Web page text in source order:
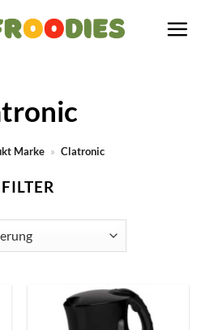
Marke » Clatronic
FILTER